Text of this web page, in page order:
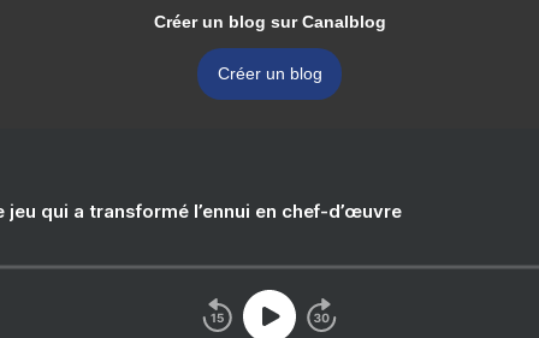
Créer un blog sur Canalblog
Créer un blog
jeu qui a transformé l’ennui en chef-d’œuvre